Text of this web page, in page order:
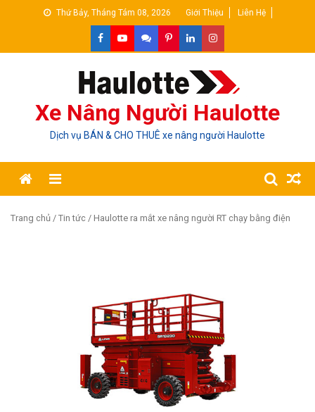
Thứ Bảy, Tháng Tám 08, 2026 Giới Thiệu Liên Hệ
Xe Nâng Người Haulotte
Dịch vụ BÁN & CHO THUÊ xe nâng người Haulotte
Trang chủ / Tin tức / Haulotte ra mắt xe nâng người RT chạy bằng điện